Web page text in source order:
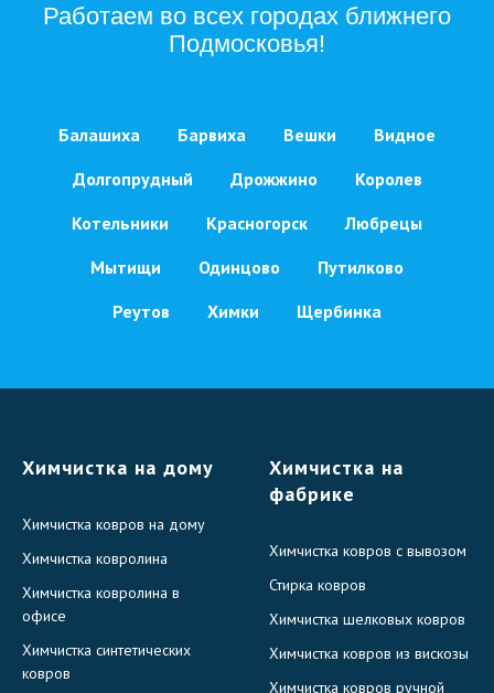
Работаем во всех городах ближнего
Подмосковья!
Балашиха Барвиха Вешки
Видное
Долгопрудный
Дрожжино
Королев
Котельники
Красногорск
Любрецы
Мытищи
Одинцово
Путилково
Реутов
Химки Щербинка
Химчистка на дому
Химчистка ковров на дому
Химчистка ковролина
Химчистка ковролина в
офисе
Химчистка синтетических
ковров
Химчистка на
фабрике
Химчистка ковров с вывозом
Стирка ковров
Химчистка шелковых ковров
Химчистка ковров из вискозы
Химчистка ковров ручной